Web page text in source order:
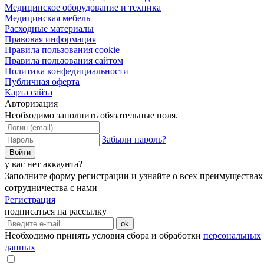
Медицинское оборудование и техника
Медицинская мебель
Расходные материалы
Правовая информация
Правила пользования cookie
Правила пользования сайтом
Политика конфедициальности
Публичная оферта
Карта сайта
Авторизация
Необходимо заполнить обязательные поля.
Забыли пароль?
Войти
у вас нет аккаунта?
Заполните форму регистрации и узнайте о всех преимуществах
сотрудничества с нами
Регистрация
подписаться на рассылку
ok
Необходимо принять условия сбора и обработки персональных
данных